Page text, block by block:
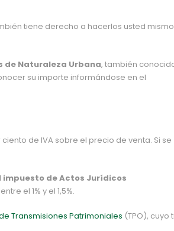
tiene derecho a hacerlos usted
de Naturaleza Urbana, también
su importe informándose en el
de IVA sobre el precio de venta. Si se
impuesto de Actos Jurídicos
el 1% y el 1,5%.
Transmisiones Patrimoniales (TPO), cuyo